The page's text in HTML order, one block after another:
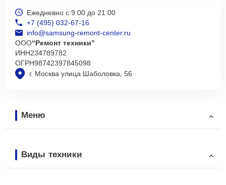
г. Москва улица Шаболовка, 56
Ежедневно с 9:00 до 21:00
+7 (495) 032-67-16
info@samsung-remont-center.ru
ООО“Ремонт техники”
ИНН234789782
ОГРН98742397845098
Меню
Виды техники